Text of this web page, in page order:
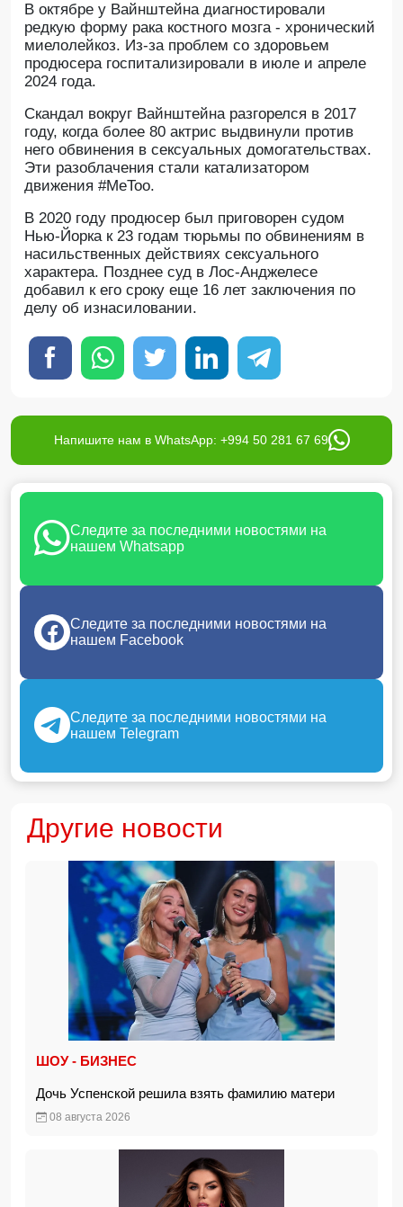
В октябре у Вайнштейна диагностировали
редкую форму рака костного мозга - хронический
миелолейкоз. Из-за проблем со здоровьем
продюсера госпитализировали в июле и апреле
2024 года.
Скандал вокруг Вайнштейна разгорелся в 2017
году, когда более 80 актрис выдвинули против
него обвинения в сексуальных домогательствах.
Эти разоблачения стали катализатором
движения #MeToo.
В 2020 году продюсер был приговорен судом
Нью-Йорка к 23 годам тюрьмы по обвинениям в
насильственных действиях сексуального
характера. Позднее суд в Лос-Анджелесе
добавил к его сроку еще 16 лет заключения по
делу об изнасиловании.
Напишите нам в WhatsApp: +994 50 281 67 69
Следите за последними новостями на
нашем Whatsapp
Следите за последними новостями на
нашем Facebook
Следите за последними новостями на
нашем Telegram
Другие новости
ШОУ - БИЗНЕС
Дочь Успенской решила взять фамилию матери
08 августа 2026